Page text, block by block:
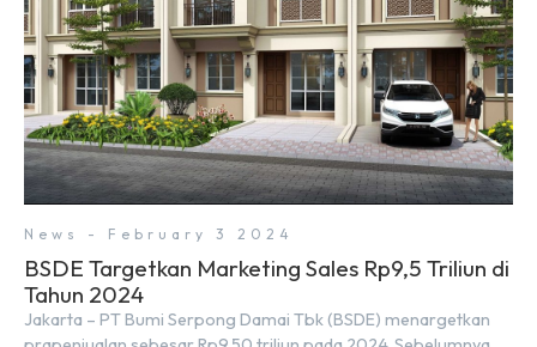
News - February 3 2024
BSDE Targetkan Marketing Sales Rp9,5 Triliun di
Tahun 2024
Jakarta – PT Bumi Serpong Damai Tbk (BSDE) menargetkan